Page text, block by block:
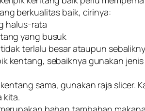
berkualitas baik, cirinya:
halus-rata
yang busuk
terlalu besar ataupun
kentang, sebaiknya gunakan
sama, gunakan raja slicer.
kita.